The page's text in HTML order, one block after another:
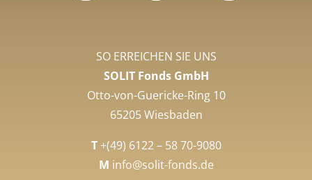
SO ERREICHEN SIE UNS
SOLIT Fonds GmbH
Otto-von-Guericke-Ring 10
65205 Wiesbaden
T +(49) 6122 – 58 70-9080
M info@solit-fonds.de